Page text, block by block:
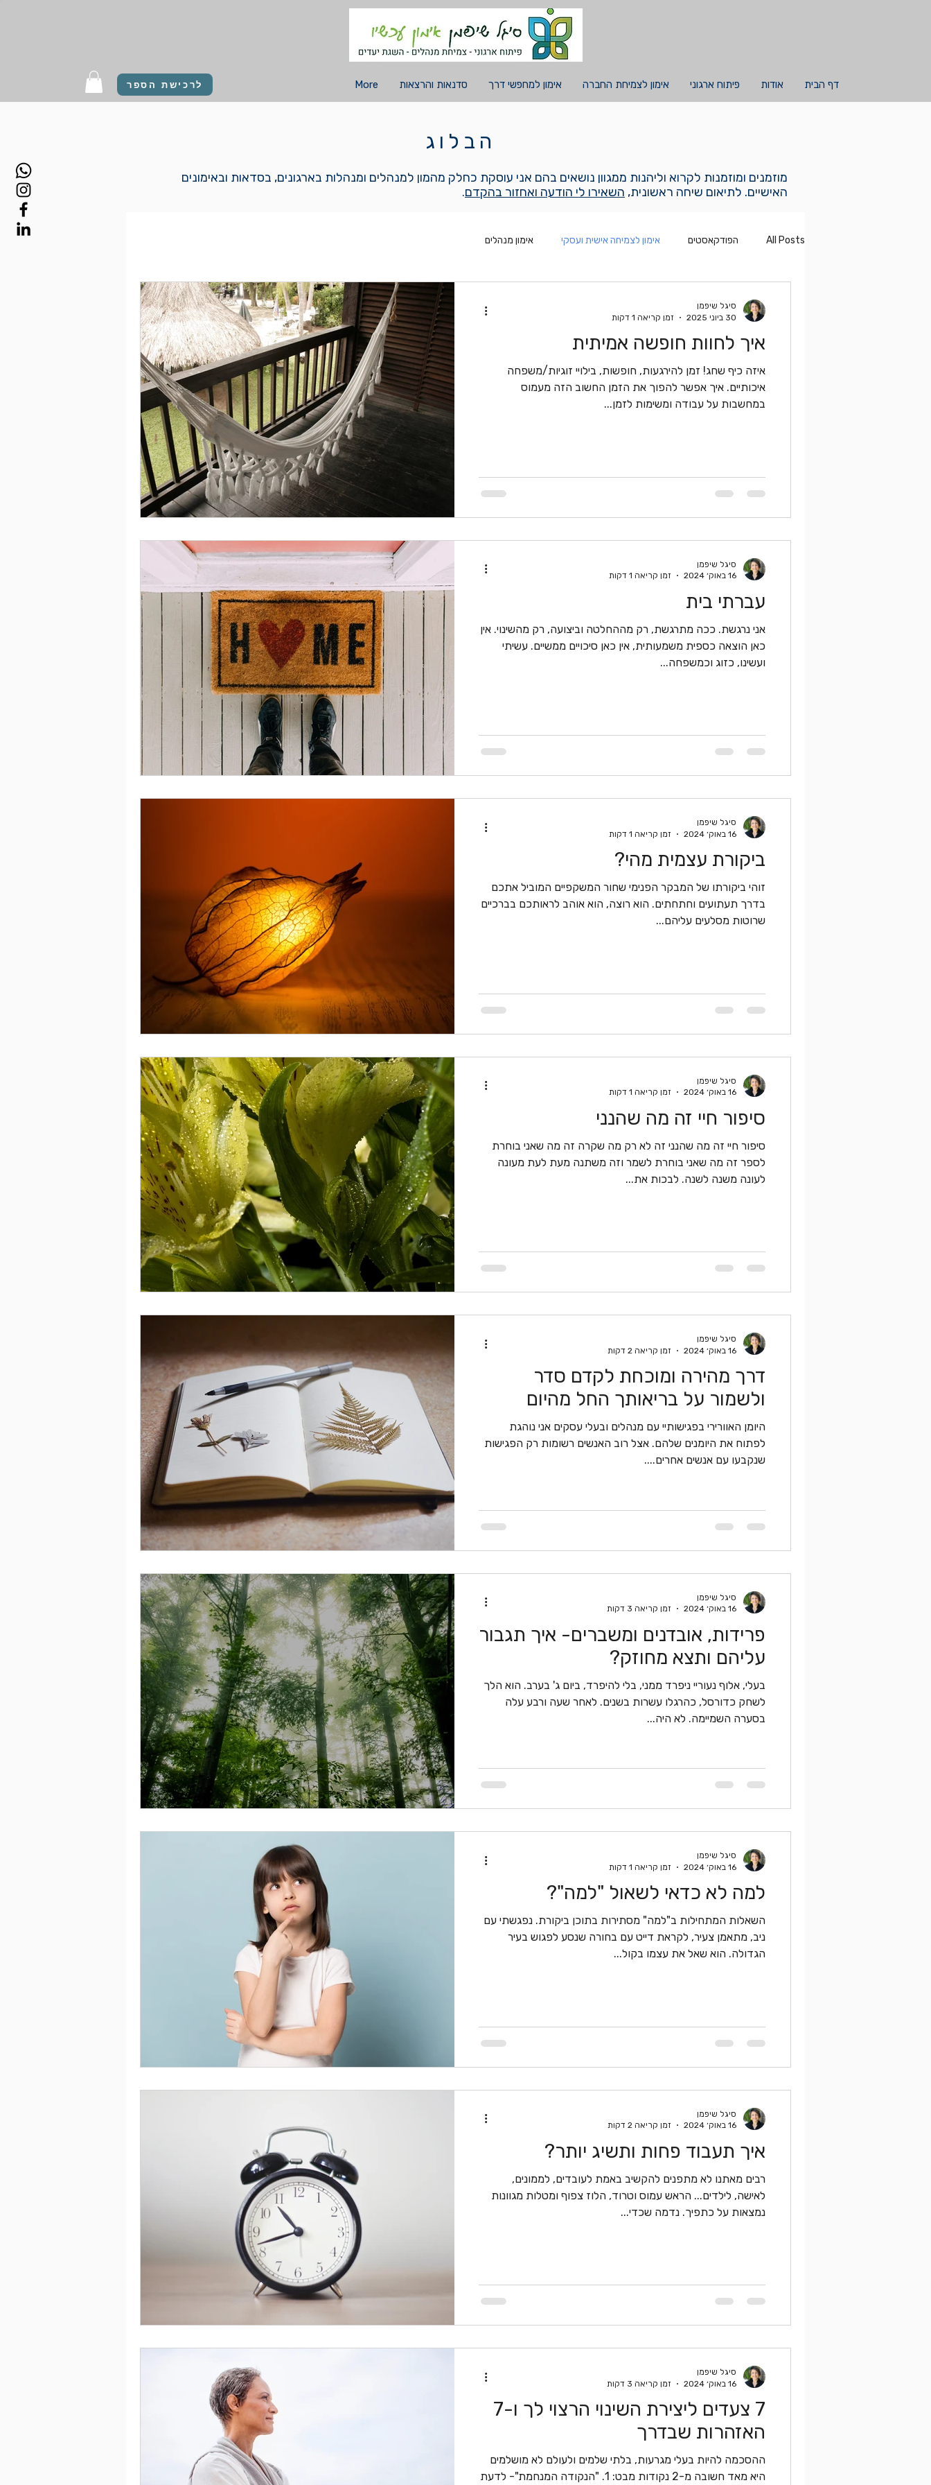
לרכישת הספר דף הבית אודות פיתוח ארגוני אימון לצמיחת החברה אימון למחפשי דרך סדנאות והרצאות More
מוזמנים ומוזמנות לקרוא וליהנות ממגוון נושאים בהם אני עוסקת כחלק מהמון למנהלים ומנהלות בארגונים, בסדאות ובאימונים
האישיים. לתיאום שיחה ראשונית, השאירו לי הודעה ואחזור בהקדם.
All Posts הפודקאסטים אימון לצמיחה אישית ועסקי אימון מנהלים
איך לחוות חופשה אמיתית
איזה כיף שחג! זמן להירגעות, חופשות, בילויי זוגיות/משפחה
איכותיים. איך אפשר להפוך את הזמן החשוב הזה מעמוס
במחשבות על עבודה ומשימות לזמן...
סיגל שיפמן
30 ביוני 2025
זמן קריאה 1 דקות
עברתי בית
אני נרגשת. ככה מתרגשת, רק מההחלטה וביצועה, רק מהשינוי. אין
כאן הוצאה כספית משמעותית, אין כאן סיכויים ממשיים. עשיתי
ועשינו, כזוג וכמשפחה...
סיגל שיפמן
16 באוק׳ 2024
זמן קריאה 1 דקות
ביקורת עצמית מהי?
זוהי ביקורתו של המבקר הפנימי שחור המשקפיים המוביל אתכם
בדרך תעתועים וחתחתים. הוא רוצה, הוא אוהב לראותכם בברכיים
שרוטות מסלעים עליהם...
סיגל שיפמן
16 באוק׳ 2024
זמן קריאה 1 דקות
סיפור חיי זה מה שהנני
סיפור חיי זה מה שהנני זה לא רק מה שקרה זה מה שאני בוחרת
לספר זה מה שאני בוחרת לשמר וזה משתנה מעת לעת מעונה
לעונה משנה לשנה. לבכות את...
סיגל שיפמן
16 באוק׳ 2024
זמן קריאה 1 דקות
דרך מהירה ומוכחת לקדם סדר
ולשמור על בריאותך החל מהיום
היומן האוורירי בפגישותיי עם מנהלים ובעלי עסקים אני נוהגת
לפתוח את היומנים שלהם. אצל רוב האנשים רשומות רק הפגישות
שנקבעו עם אנשים אחרים....
סיגל שיפמן
16 באוק׳ 2024
זמן קריאה 2 דקות
פרידות, אובדנים ומשברים- איך תגבור
עליהם ותצא מחוזק?
בעלי, אלוף נעוריי ניפרד ממני, בלי להיפרד, ביום ג' בערב. הוא הלך
לשחק כדורסל, כהרגלו עשרות בשנים. לאחר שעה ורבע עלה
בסערה השמיימה. לא היה...
סיגל שיפמן
16 באוק׳ 2024
זמן קריאה 3 דקות
למה לא כדאי לשאול "למה"?
השאלות המתחילות ב"למה" מסתירות בתוכן ביקורת. נפגשתי עם
ניב, מתאמן צעיר, לקראת דייט עם בחורה שנסע לפגוש בעיר
הגדולה. הוא שאל את עצמו בקול...
סיגל שיפמן
16 באוק׳ 2024
זמן קריאה 1 דקות
איך תעבוד פחות ותשיג יותר?
רבים מאתנו לא מתפנים להקשיב באמת לעובדים, לממונים,
לאישה, לילדים... הראש עמוס וטרוד, הלוז צפוף ומטלות מגוונות
נמצאות על כתפיך. נדמה שכדי...
סיגל שיפמן
16 באוק׳ 2024
זמן קריאה 2 דקות
7 צעדים ליצירת השינוי הרצוי לך ו-7
האזהרות שבדרך
ההסכמה להיות בעלי מגרעות, בלתי שלמים ולעולם לא מושלמים
היא מאד חשובה מ-2 נקודות מבט: 1. "הנקודה המנחמת"- לדעת
סיגל שיפמן
16 באוק׳ 2024
זמן קריאה 3 דקות